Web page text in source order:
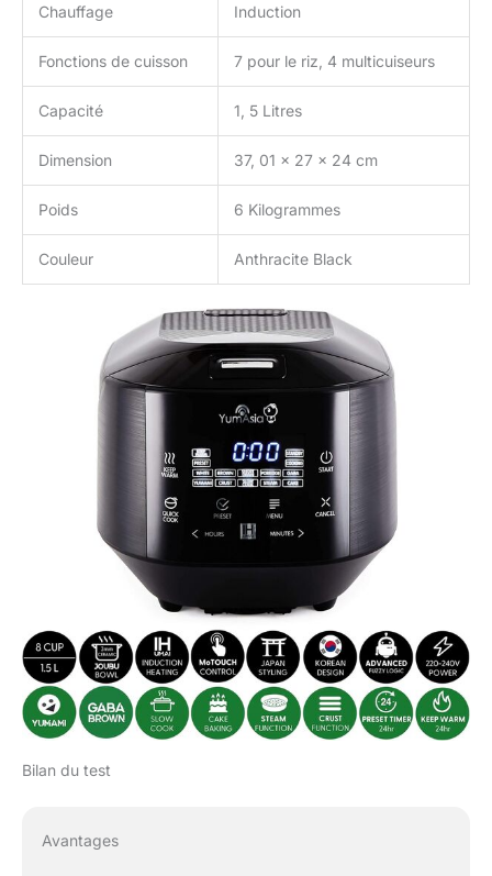
Chauffage Induction
Fonctions de cuisson 7 pour le riz, 4 multicuiseurs
Capacité 1, 5 Litres
Dimension 37, 01 x 27 x 24 cm
Poids 6 Kilogrammes
Couleur Anthracite Black
Bilan du test
Avantages